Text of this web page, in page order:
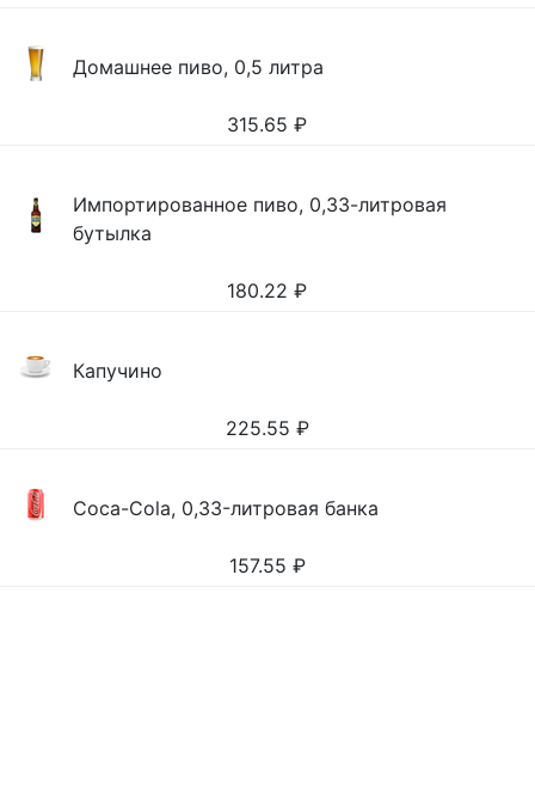
Домашнее пиво, 0,5 литра
315.65 ₽
Импортированное пиво, 0,33-литровая
бутылка
180.22 ₽
Капучино
225.55 ₽
Coca-Cola, 0,33-литровая банка
157.55 ₽